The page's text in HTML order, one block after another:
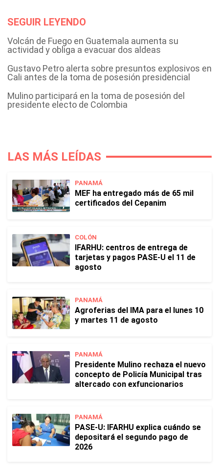
SEGUIR LEYENDO
Volcán de Fuego en Guatemala aumenta su
actividad y obliga a evacuar dos aldeas
Gustavo Petro alerta sobre presuntos explosivos en
Cali antes de la toma de posesión presidencial
Mulino participará en la toma de posesión del
presidente electo de Colombia
LAS MÁS LEÍDAS
PANAMÁ
MEF ha entregado más de 65 mil
certificados del Cepanim
COLÓN
IFARHU: centros de entrega de
tarjetas y pagos PASE-U el 11 de
agosto
PANAMÁ
Agroferias del IMA para el lunes 10
y martes 11 de agosto
PANAMÁ
Presidente Mulino rechaza el nuevo
concepto de Policía Municipal tras
altercado con exfuncionarios
PANAMÁ
PASE-U: IFARHU explica cuándo se
depositará el segundo pago de
2026